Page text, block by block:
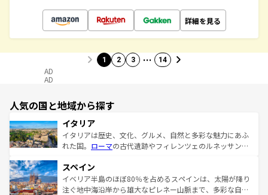
詳細を見る
1 2 3 … 14
AD
AD
人気の国と地域から探す
イタリア
イタリアは歴史、文化、グルメ、自然と多彩な魅力にあふ
れた国。 ローマの古代遺跡やフィレンツェのルネッサンス
ろん、トスカーナの美しい田園風景やアマルフィ海岸の絶
景など、自然景観も見逃せない。観光の合間には、本場の
ピザやパスタなど、絶品のイタリア料理を堪能することも
スペイン
イベリア半島のほぼ80％を占めるスペインは、太陽が降り
注ぐ地中海沿岸から雄大なピレネー山脈まで、多彩な自然